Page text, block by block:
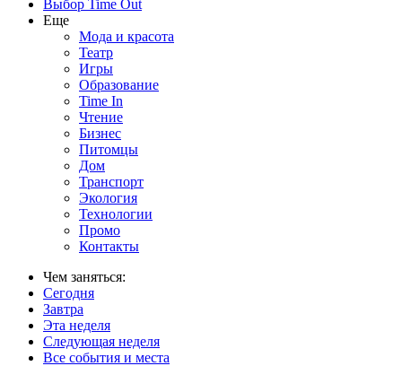
Выбор Time Out
Еще
Мода и красота
Театр
Игры
Образование
Time In
Чтение
Бизнес
Питомцы
Дом
Транспорт
Экология
Технологии
Промо
Контакты
Чем заняться:
Сегодня
Завтра
Эта неделя
Следующая неделя
Все события и места